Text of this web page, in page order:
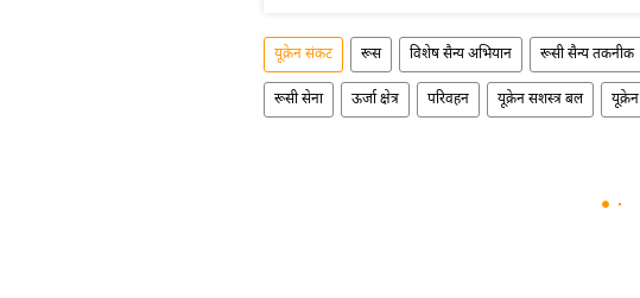
यूक्रेन संकट रूस विशेष सैन्य अभियान रूसी सैन्य तकनीक
रूसी सेना ऊर्जा क्षेत्र परिवहन यूक्रेन सशस्त्र बल यूक्रेन